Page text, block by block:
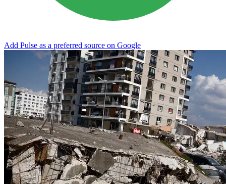
Add Pulse as a preferred source on Google